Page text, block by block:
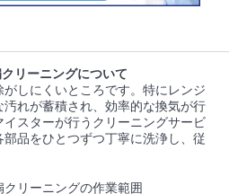
リーニングについて
しにくいところです。特にレンジ
れが蓄積され、効率的な換気が行
スターが行うクリーニングサービ
品をひとつずつ丁寧に洗浄し、従
リーニングの作業範囲